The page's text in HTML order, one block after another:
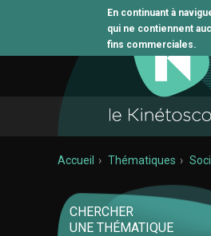
En continuant à
qui ne contiennent
fins commerciales.
Accueil Thématiques
CHERCHER
UNE THÉMATIQUE